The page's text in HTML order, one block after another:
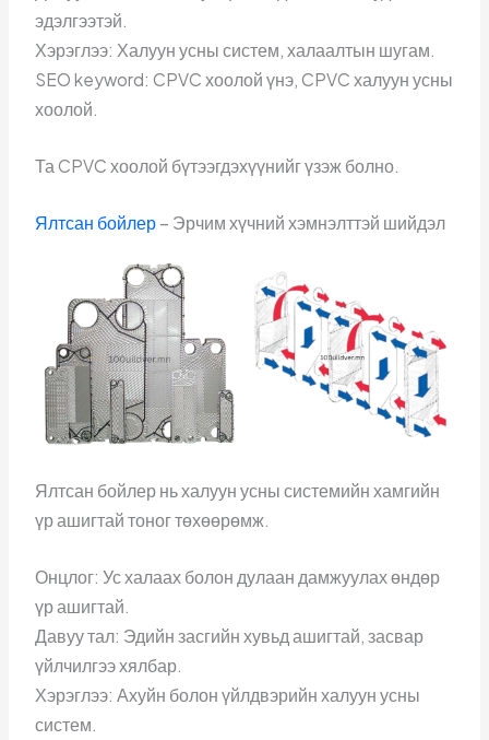
эдэлгээтэй.
Хэрэглээ: Халуун усны систем, халаалтын шугам.
SEO keyword: CPVC хоолой үнэ, CPVC халуун усны
хоолой.
Та CPVC хоолой бүтээгдэхүүнийг үзэж болно.
Ялтсан бойлер – Эрчим хүчний хэмнэлттэй шийдэл
Ялтсан бойлер нь халуун усны системийн хамгийн
үр ашигтай тоног төхөөрөмж.
Онцлог: Ус халаах болон дулаан дамжуулах өндөр
үр ашигтай.
Давуу тал: Эдийн засгийн хувьд ашигтай, засвар
үйлчилгээ хялбар.
Хэрэглээ: Ахуйн болон үйлдвэрийн халуун усны
систем.